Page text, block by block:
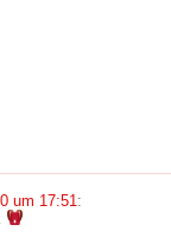
um 17:51: